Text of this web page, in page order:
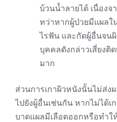
บ้วนน้ำลายได้ เนื่องจ
ทว่าหากผู้ป่วยมีแผลใ
ไรฟัน และกัดผู้อื่นจน
บุคคลดังกล่าวเสี่ยงติ
มาก
ส่วนการเกาผิวหนังนั้นไม่ส่ง
ไปยังผู้อื่นเช่นกัน หากไม่ได้เ
บาดแผลมีเลือดออกหรือทำใ